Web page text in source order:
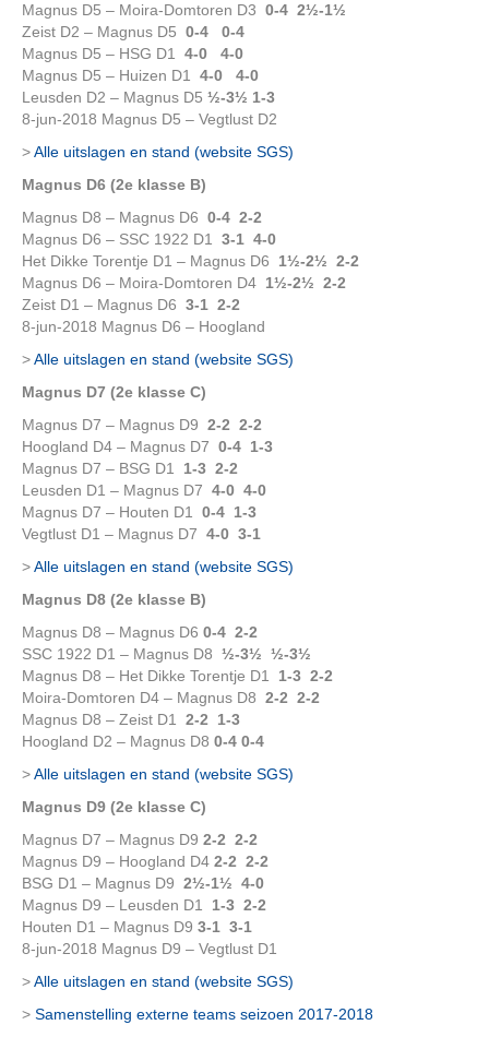
Magnus D5 – Moira-Domtoren D3 0-4 2½-1½
Zeist D2 – Magnus D5 0-4 0-4
Magnus D5 – HSG D1 4-0 4-0
Magnus D5 – Huizen D1 4-0 4-0
Leusden D2 – Magnus D5 ½-3½ 1-3
8-jun-2018 Magnus D5 – Vegtlust D2
>Alle uitslagen en stand (website SGS)
Magnus D6 (2e klasse B)
Magnus D8 – Magnus D6 0-4 2-2
Magnus D6 – SSC 1922 D1 3-1 4-0
Het Dikke Torentje D1 – Magnus D6 1½-2½ 2-2
Magnus D6 – Moira-Domtoren D4 1½-2½ 2-2
Zeist D1 – Magnus D6 3-1 2-2
8-jun-2018 Magnus D6 – Hoogland
>Alle uitslagen en stand (website SGS)
Magnus D7 (2e klasse C)
Magnus D7 – Magnus D9 2-2 2-2
Hoogland D4 – Magnus D7 0-4 1-3
Magnus D7 – BSG D1 1-3 2-2
Leusden D1 – Magnus D7 4-0 4-0
Magnus D7 – Houten D1 0-4 1-3
Vegtlust D1 – Magnus D7 4-0 3-1
>Alle uitslagen en stand (website SGS)
Magnus D8 (2e klasse B)
Magnus D8 – Magnus D6 0-4 2-2
SSC 1922 D1 – Magnus D8 ½-3½ ½-3½
Magnus D8 – Het Dikke Torentje D1 1-3 2-2
Moira-Domtoren D4 – Magnus D8 2-2 2-2
Magnus D8 – Zeist D1 2-2 1-3
Hoogland D2 – Magnus D8 0-4 0-4
>Alle uitslagen en stand (website SGS)
Magnus D9 (2e klasse C)
Magnus D7 – Magnus D9 2-2 2-2
Magnus D9 – Hoogland D4 2-2 2-2
BSG D1 – Magnus D9 2½-1½ 4-0
Magnus D9 – Leusden D1 1-3 2-2
Houten D1 – Magnus D9 3-1 3-1
8-jun-2018 Magnus D9 – Vegtlust D1
>Alle uitslagen en stand (website SGS)
> Samenstelling externe teams seizoen 2017-2018